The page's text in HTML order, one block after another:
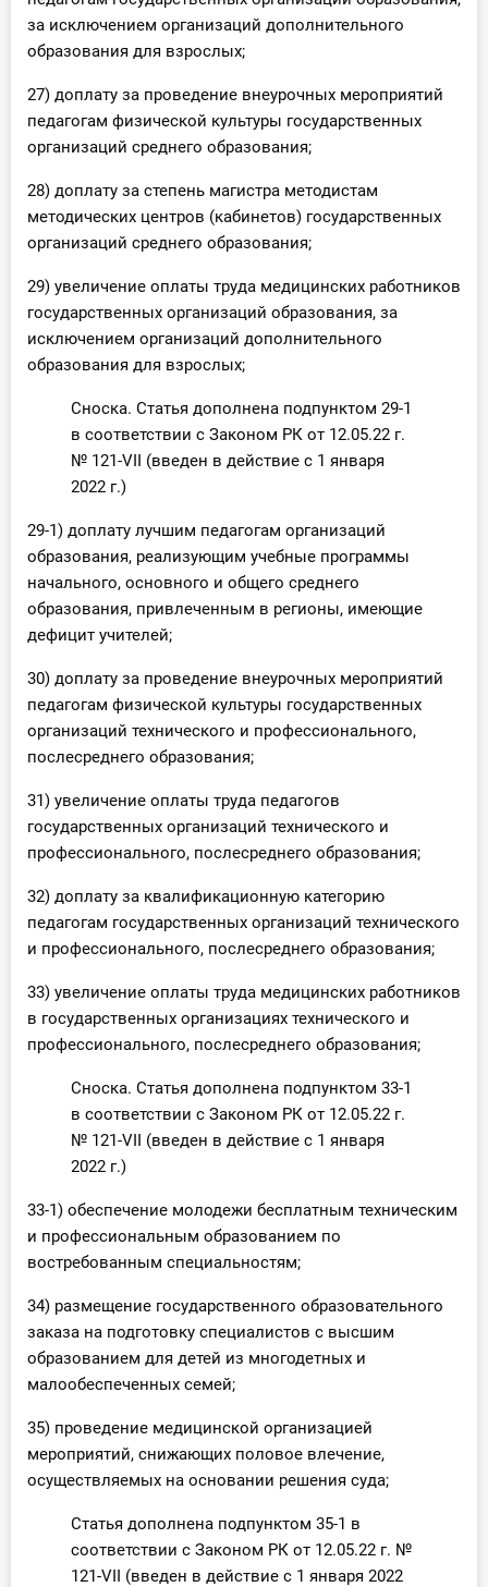
за исключением организаций дополнительного
образования для взрослых;
27) доплату за проведение внеурочных мероприятий
педагогам физической культуры государственных
организаций среднего образования;
28) доплату за степень магистра методистам
методических центров (кабинетов) государственных
организаций среднего образования;
29) увеличение оплаты труда медицинских работников
государственных организаций образования, за
исключением организаций дополнительного
образования для взрослых;
Сноска. Статья дополнена подпунктом 29-1
в соответствии с Законом РК от 12.05.22 г.
№ 121-VII (введен в действие с 1 января
2022 г.)
29-1) доплату лучшим педагогам организаций
образования, реализующим учебные программы
начального, основного и общего среднего
образования, привлеченным в регионы, имеющие
дефицит учителей;
30) доплату за проведение внеурочных мероприятий
педагогам физической культуры государственных
организаций технического и профессионального,
послесреднего образования;
31) увеличение оплаты труда педагогов
государственных организаций технического и
профессионального, послесреднего образования;
32) доплату за квалификационную категорию
педагогам государственных организаций технического
и профессионального, послесреднего образования;
33) увеличение оплаты труда медицинских работников
в государственных организациях технического и
профессионального, послесреднего образования;
Сноска. Статья дополнена подпунктом 33-1
в соответствии с Законом РК от 12.05.22 г.
№ 121-VII (введен в действие с 1 января
2022 г.)
33-1) обеспечение молодежи бесплатным техническим
и профессиональным образованием по
востребованным специальностям;
34) размещение государственного образовательного
заказа на подготовку специалистов с высшим
образованием для детей из многодетных и
малообеспеченных семей;
35) проведение медицинской организацией
мероприятий, снижающих половое влечение,
осуществляемых на основании решения суда;
Статья дополнена подпунктом 35-1 в
соответствии с Законом РК от 12.05.22 г. №
121-VII (введен в действие с 1 января 2022